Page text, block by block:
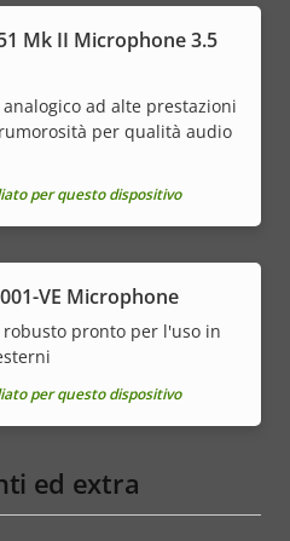
Mk II Microphone 3.5
ad alte prestazioni
per qualità audio
per questo dispositivo
VE Microphone
pronto per l'uso in
per questo dispositivo
ed extra